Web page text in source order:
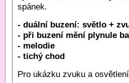
spánek.
- duální buzení: světlo +
- při buzení mění plynule
- melodie
- tichý chod
Pro ukázku zvuku a